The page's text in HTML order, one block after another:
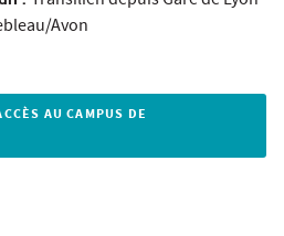
Avon
AU CAMPUS DE